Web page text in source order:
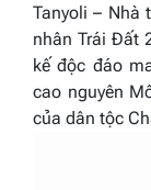
Tanyoli – Nhà
nhân Trái Đất
kế độc đáo
cao nguyên
của dân tộc